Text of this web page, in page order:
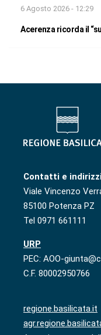
6 Agosto 2026 - 12:29
Acerenza ricorda il
Contatti e
Viale Vincenzo
85100 Potenza PZ
Tel 0971 661111
URP
PEC: AOO-
C.F. 80002950766
regione.basilicata.it